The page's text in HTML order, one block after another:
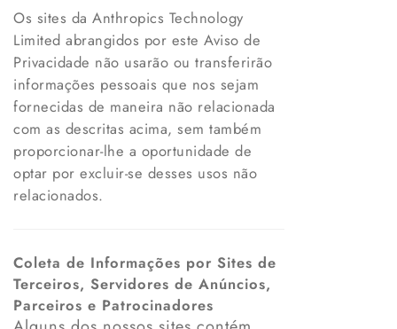
Os sites da Anthropics Technology
Limited abrangidos por este Aviso de
Privacidade não usarão ou transferirão
informações pessoais que nos sejam
fornecidas de maneira não relacionada
com as descritas acima, sem também
proporcionar-lhe a oportunidade de
optar por excluir-se desses usos não
relacionados.
Coleta de Informações por Sites de
Terceiros, Servidores de Anúncios,
Parceiros e Patrocinadores